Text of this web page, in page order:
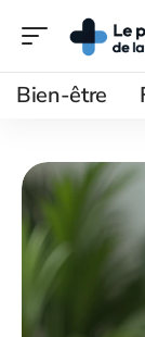
Bien-être